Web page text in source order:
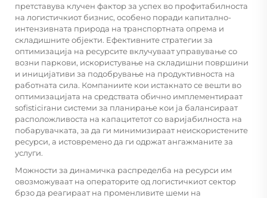
претставува клучен фактор за успех во профитабилноста
на логистичкиот бизнис, особено поради капитално-
интензивната природа на транспортната опрема и
складишните објекти. Ефективните стратегии за
оптимизација на ресурсите вклучуваат управување со
возни паркови, искористување на складишни површини
и иницијативи за подобрување на продуктивноста на
работната сила. Компаниите кои истакнато се вешти во
оптимизацијата на средствата обично имплементираат
sofisticirани системи за планирање кои ја балансираат
расположливоста на капацитетот со варијабилноста на
побарувачката, за да ги минимизираат неискористените
ресурси, а истовремено да ги одржат ангажманите за
услуги.
Можности за динамичка распределба на ресурси им
овозможуваат на операторите од логистичкиот сектор
брзо да реагираат на променливите шеми на